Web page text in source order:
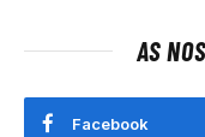
AS
Facebook